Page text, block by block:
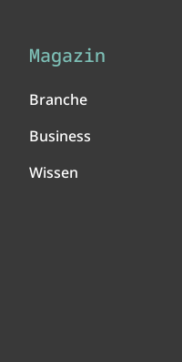
Magazin
Branche
Business
Wissen